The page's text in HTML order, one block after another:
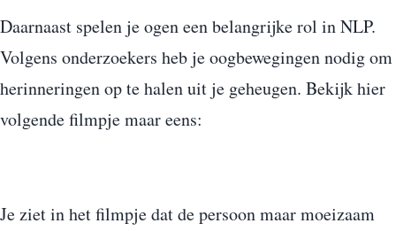
Daarnaast spelen je ogen een belangrijke rol in NLP.
Volgens onderzoekers heb je oogbewegingen nodig om
herinneringen op te halen uit je geheugen. Bekijk hier
volgende filmpje maar eens:
Je ziet in het filmpje dat de persoon maar moeizaam